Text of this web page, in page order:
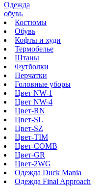
Одежда
обувь
Костюмы
Обувь
Кофты и худи
Термобелье
Штаны
Футболки
Перчатки
Головные уборы
Цвет NW-1
Цвет NW-4
Цвет-RN
Цвет-SL
Цвет-SZ
Цвет-TIM
Цвет-COMB
Цвет-GR
Цвет-2WG
Одежда Duck Mania
Одежда Final Approach